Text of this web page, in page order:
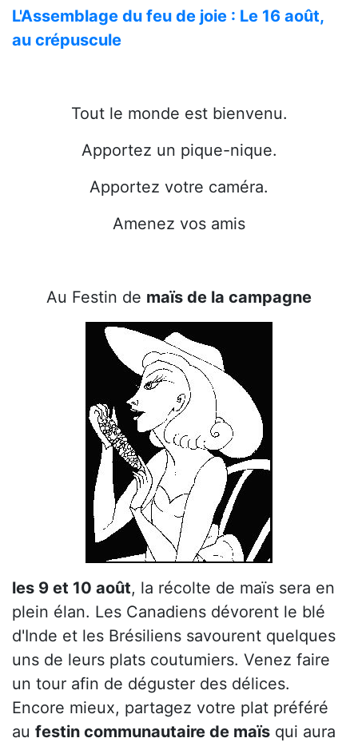
L'Assemblage du feu de joie : Le 16 août,
au crépuscule
Tout le monde est bienvenu.
Apportez un pique-nique.
Apportez votre caméra.
Amenez vos amis
Au Festin de maïs de la campagne
les 9 et 10 août, la récolte de maïs sera en
plein élan. Les Canadiens dévorent le blé
d'Inde et les Brésiliens savourent quelques
uns de leurs plats coutumiers. Venez faire
un tour afin de déguster des délices.
Encore mieux, partagez votre plat préféré
au festin communautaire de maïs qui aura